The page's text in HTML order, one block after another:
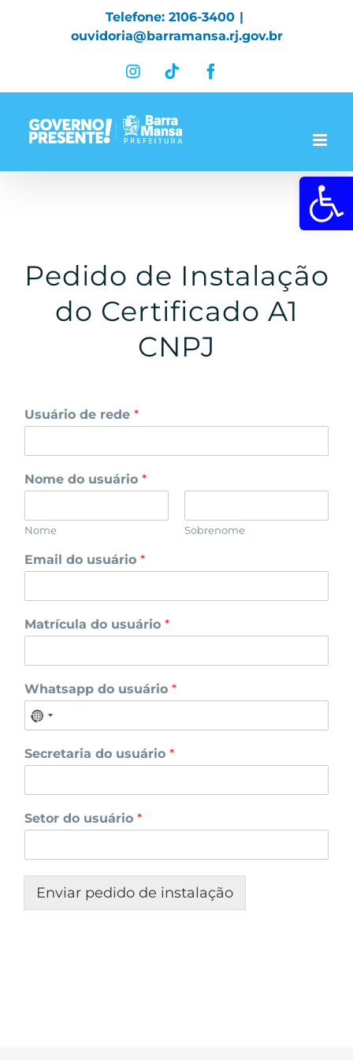
Abrir a
Telefone: 2106-3400 |
ouvidoria@barramansa.rj.gov.br
InstagramTiktok
Pedido de Instalação
do Certificado A1
CNPJ
Usuário de rede *
Nome do usuário *
Nome Sobrenome
Email do usuário *
Matrícula do usuário *
Whatsapp do usuário *
Secretaria do usuário *
Setor do usuário *
Enviar pedido de instalação